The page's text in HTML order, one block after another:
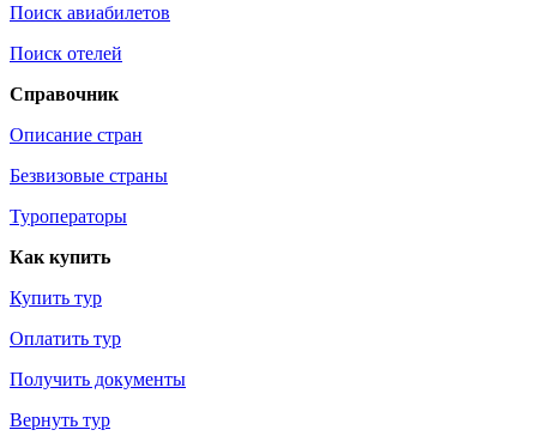
Поиск авиабилетов
Поиск отелей
Справочник
Описание стран
Безвизовые страны
Туроператоры
Как купить
Купить тур
Оплатить тур
Получить документы
Вернуть тур